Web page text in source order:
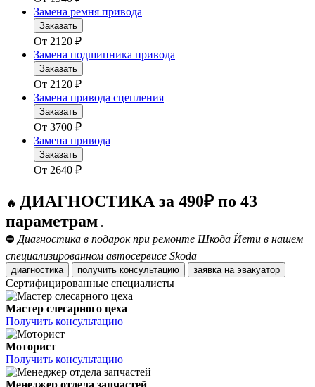
Замена ремня привода
Заказать
От 2120 ₽
Замена подшипника привода
Заказать
От 2120 ₽
Замена привода сцепления
Заказать
От 3700 ₽
Замена привода
Заказать
От 2640 ₽
🔥 ДИАГНОСТИКА за 490₽ по 43
параметрам .
⛔ Диагностика в подарок при ремонте Шкода Йети в нашем
специализированном автосервисе Skoda
диагностика получить консультацию заявка на эвакуатор
Сертифицированные специалисты
Мастер слесарного цеха
Получить консультацию
Моторист
Получить консультацию